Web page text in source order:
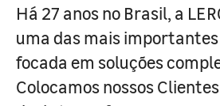
Há 27 anos no Brasil, a
uma das mais
focada em soluções
Colocamos nossos